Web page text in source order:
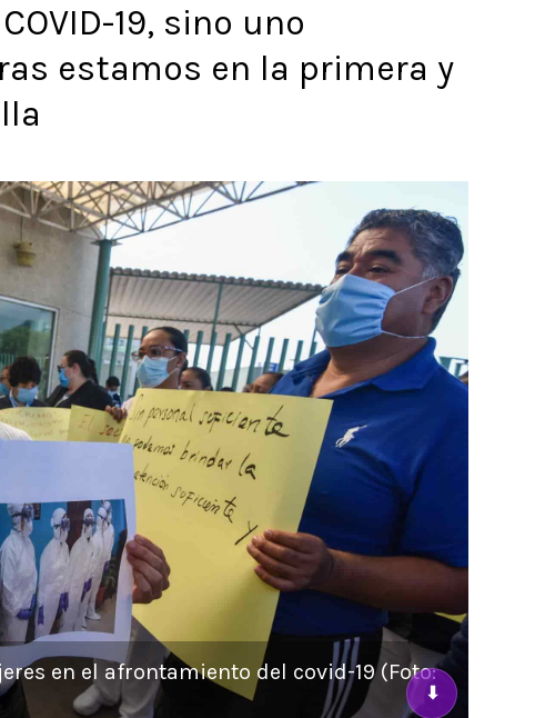
19, sino uno
estamos en la primera y
en el afrontamiento del covid-19 (Foto:
⬇